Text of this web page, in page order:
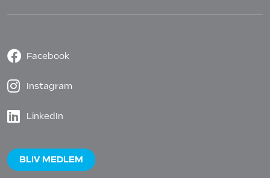
Facebook
Instagram
LinkedIn
BLIV MEDLEM